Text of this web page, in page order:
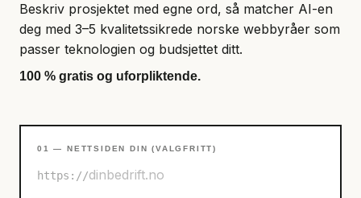
Beskriv prosjektet med egne ord, så matcher AI-en
deg med 3–5 kvalitetssikrede norske webbyråer som
passer teknologien og budsjettet ditt.
100 % gratis og uforpliktende.
01 — NETTSIDEN DIN (VALGFRITT)
https://